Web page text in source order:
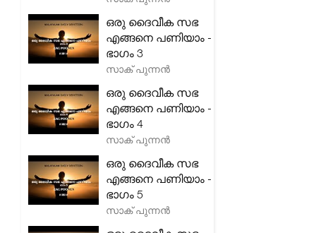
ഒരു ദൈവീക സഭ
എങ്ങനെ പണിയാം -
ഭാഗം 3
സാക് പുന്നൻ
ഒരു ദൈവീക സഭ
എങ്ങനെ പണിയാം -
ഭാഗം 4
സാക് പുന്നൻ
ഒരു ദൈവീക സഭ
എങ്ങനെ പണിയാം -
ഭാഗം 5
സാക് പുന്നൻ